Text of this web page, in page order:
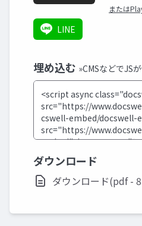
または
LINE
埋め込む »CMSなどでJS
ダウンロード
ダウンロード(pdf -